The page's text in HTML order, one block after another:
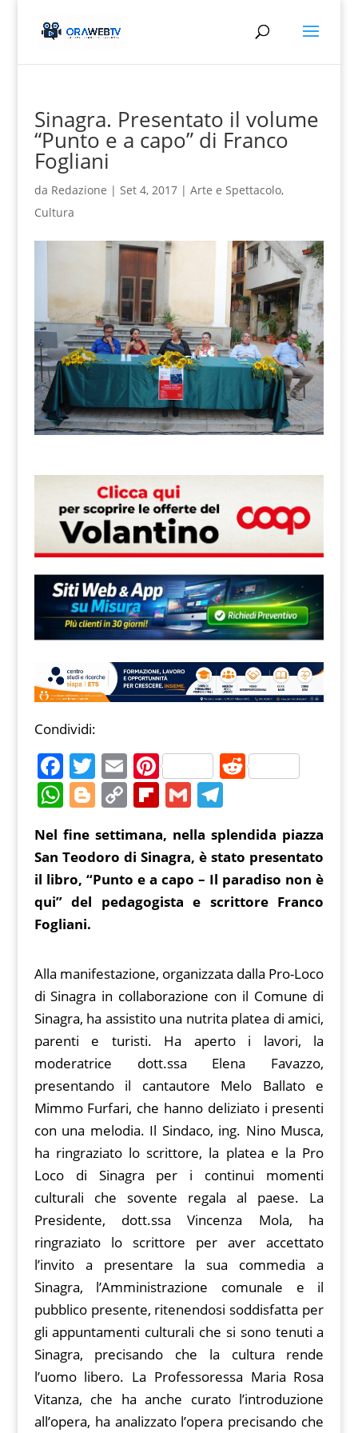
Sinagra. Presentato il volume
“Punto e a capo” di Franco
Fogliani
da Redazione | Set 4, 2017| Arte e Spettacolo,
Cultura
Condividi:
F
a
c
e
b
o
o
T
w
itt
er
E
m
ai
l
Pi
nt
er
e
st
R
di
t
W
h
at
s
A
p
Bl
g
g
er
C
p
y
Li
Fl
b
o
ar
G
m
ai
l
T
el
e
gr
a
Nel fine settimana, nella splendida piazza
San Teodoro di Sinagra, è stato presentato
il libro, “Punto e a capo – Il paradiso non è
qui” del pedagogista e scrittore Franco
Fogliani.
Alla manifestazione, organizzata dalla Pro-Loco
di Sinagra in collaborazione con il Comune di
Sinagra, ha assistito una nutrita platea di amici,
parenti e turisti. Ha aperto i lavori, la
moderatrice dott.ssa Elena Favazzo,
presentando il cantautore Melo Ballato e
Mimmo Furfari, che hanno deliziato i presenti
con una melodia. Il Sindaco, ing. Nino Musca,
ha ringraziato lo scrittore, la platea e la Pro
Loco di Sinagra per i continui momenti
culturali che sovente regala al paese. La
Presidente, dott.ssa Vincenza Mola, ha
ringraziato lo scrittore per aver accettato
l’invito a presentare la sua commedia a
Sinagra, l’Amministrazione comunale e il
pubblico presente, ritenendosi soddisfatta per
gli appuntamenti culturali che si sono tenuti a
Sinagra, precisando che la cultura rende
l’uomo libero. La Professoressa Maria Rosa
Vitanza, che ha anche curato l’introduzione
all’opera, ha analizzato l’opera precisando che